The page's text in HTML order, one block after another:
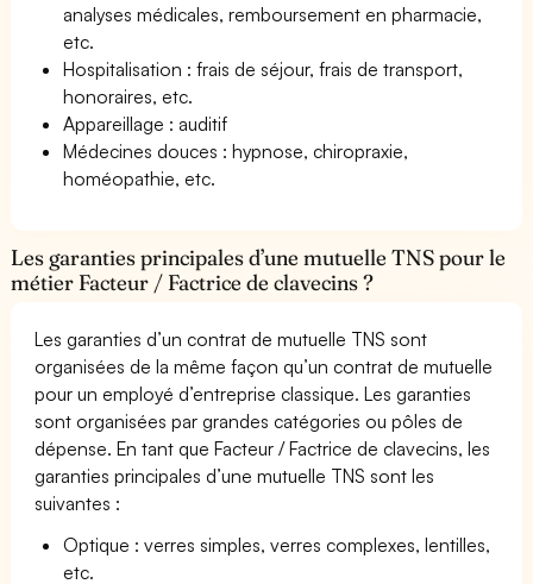
analyses médicales, remboursement en pharmacie,
etc.
Hospitalisation : frais de séjour, frais de transport,
honoraires, etc.
Appareillage : auditif
Médecines douces : hypnose, chiropraxie,
homéopathie, etc.
Les garanties principales d’une mutuelle TNS pour le
métier Facteur / Factrice de clavecins ?
Les garanties d’un contrat de mutuelle TNS sont
organisées de la même façon qu’un contrat de mutuelle
pour un employé d’entreprise classique. Les garanties
sont organisées par grandes catégories ou pôles de
dépense. En tant que Facteur / Factrice de clavecins, les
garanties principales d’une mutuelle TNS sont les
suivantes :
Optique : verres simples, verres complexes, lentilles,
etc.